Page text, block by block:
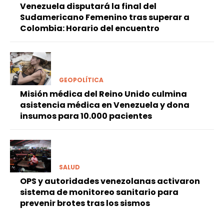
Venezuela disputará la final del
Sudamericano Femenino tras superar a
Colombia: Horario del encuentro
GEOPOLÍTICA
Misión médica del Reino Unido culmina
asistencia médica en Venezuela y dona
insumos para 10.000 pacientes
SALUD
OPS y autoridades venezolanas activaron
sistema de monitoreo sanitario para
prevenir brotes tras los sismos